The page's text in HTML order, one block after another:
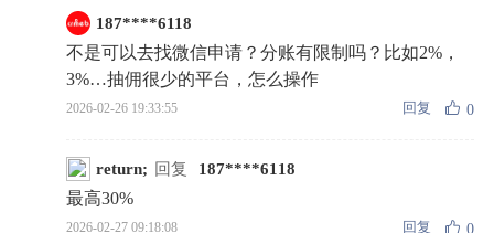
187****6118
不是可以去找微信申请？分账有限制吗？比如2%，
3%…抽佣很少的平台，怎么操作
2026-02-26 19:33:55 回复 0
return; 回复 187****6118
最高30%
2026-02-27 09:18:08 回复 0